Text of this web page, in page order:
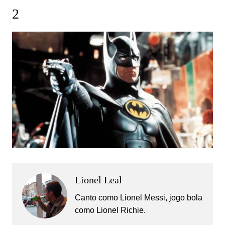
2
Lionel Leal
Canto como Lionel Messi, jogo bola
como Lionel Richie.